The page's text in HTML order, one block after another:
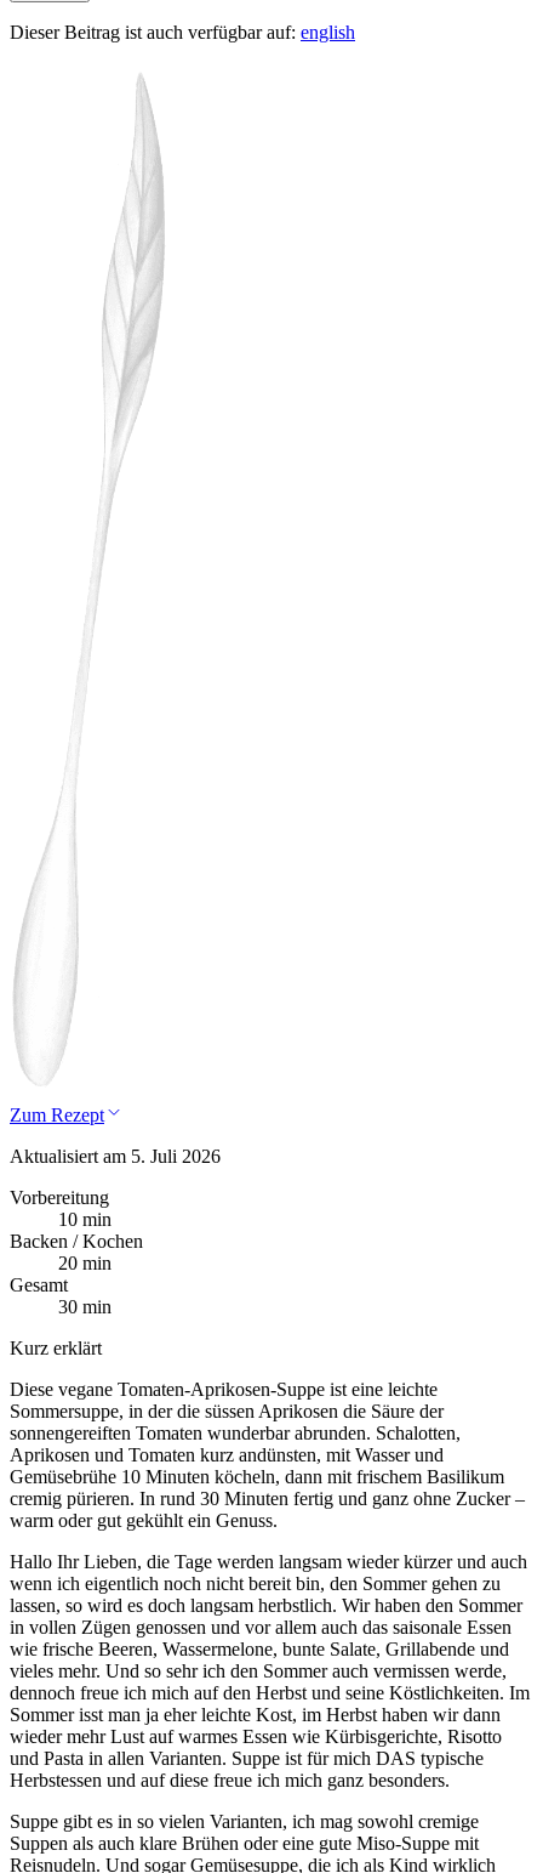
Dieser Beitrag ist auch verfügbar auf: english
Zum Rezept
Aktualisiert am 5. Juli 2026
Vorbereitung
10 min
Backen / Kochen
20 min
Gesamt
30 min
Kurz erklärt
Diese vegane Tomaten-Aprikosen-Suppe ist eine leichte
Sommersuppe, in der die süssen Aprikosen die Säure der
sonnengereiften Tomaten wunderbar abrunden. Schalotten,
Aprikosen und Tomaten kurz andünsten, mit Wasser und
Gemüsebrühe 10 Minuten köcheln, dann mit frischem Basilikum
cremig pürieren. In rund 30 Minuten fertig und ganz ohne Zucker –
warm oder gut gekühlt ein Genuss.
Hallo Ihr Lieben, die Tage werden langsam wieder kürzer und auch
wenn ich eigentlich noch nicht bereit bin, den Sommer gehen zu
lassen, so wird es doch langsam herbstlich. Wir haben den Sommer
in vollen Zügen genossen und vor allem auch das saisonale Essen
wie frische Beeren, Wassermelone, bunte Salate, Grillabende und
vieles mehr. Und so sehr ich den Sommer auch vermissen werde,
dennoch freue ich mich auf den Herbst und seine Köstlichkeiten. Im
Sommer isst man ja eher leichte Kost, im Herbst haben wir dann
wieder mehr Lust auf warmes Essen wie Kürbisgerichte, Risotto
und Pasta in allen Varianten. Suppe ist für mich DAS typische
Herbstessen und auf diese freue ich mich ganz besonders.
Suppe gibt es in so vielen Varianten, ich mag sowohl cremige
Suppen als auch klare Brühen oder eine gute Miso-Suppe mit
Reisnudeln. Und sogar Gemüsesuppe, die ich als Kind wirklich